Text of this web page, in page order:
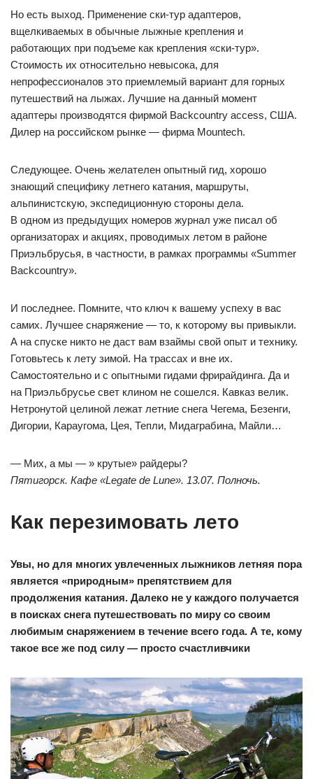
Но есть выход. Применение ски-тур адаптеров,
вщелкиваемых в обычные лыжные крепления и
работающих при подъеме как крепления «ски-тур».
Стоимость их относительно невысока, для
непрофессионалов это приемлемый вариант для горных
путешествий на лыжах. Лучшие на данный момент
адаптеры производятся фирмой Backcountry access, США.
Дилер на российском рынке — фирма Mountech.
Следующее. Очень желателен опытный гид, хорошо
знающий специфику летнего катания, маршруты,
альпинистскую, экспедиционную стороны дела.
В одном из предыдущих номеров журнал уже писал об
организаторах и акциях, проводимых летом в районе
Приэльбрусья, в частности, в рамках программы «Summer
Backcountry».
И последнее. Помните, что ключ к вашему успеху в вас
самих. Лучшее снаряжение — то, к которому вы привыкли.
А на спуске никто не даст вам взаймы свой опыт и технику.
Готовьтесь к лету зимой. На трассах и вне их.
Самостоятельно и с опытными гидами фрирайдинга. Да и
на Приэльбрусье свет клином не сошелся. Кавказ велик.
Нетронутой целиной лежат летние снега Чегема, Безенги,
Дигории, Караугома, Цея, Тепли, Мидаграбина, Майли…
— Мих, а мы — » крутые» райдеры?
Пятигорск. Кафе «Legate de Lune». 13.07. Полночь.
Как перезимовать лето
Увы, но для многих увлеченных лыжников летняя пора
является «природным» препятствием для
продолжения катания. Далеко не у каждого получается
в поисках снега путешествовать по миру со своим
любимым снаряжением в течение всего года. А те, кому
такое все же под силу — просто счастливчики